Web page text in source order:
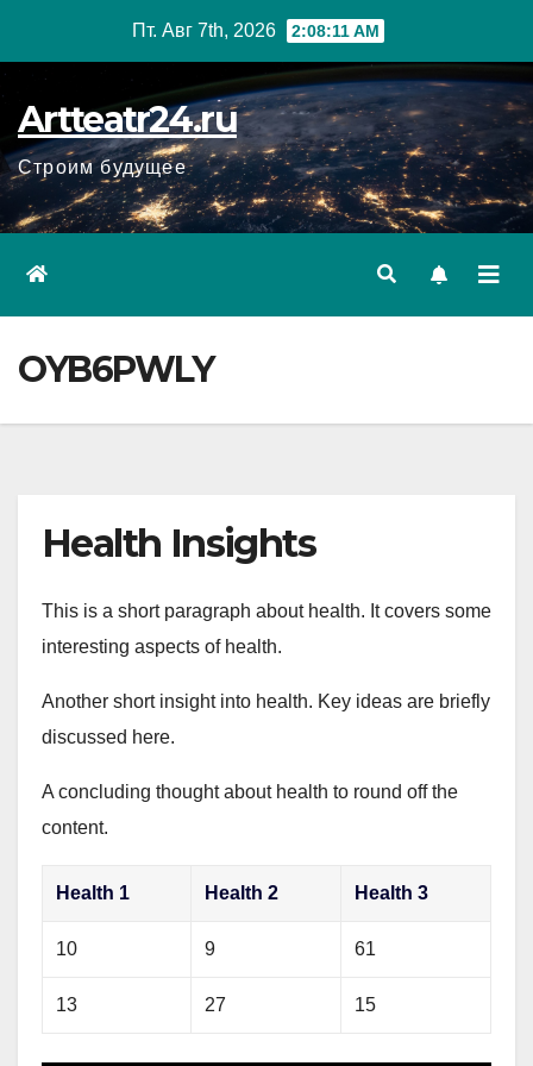
Пт. Авг 7th, 2026 2:08:12 AM
Artteatr24.ru
Строим будущее
OYB6PWLY
Health Insights
This is a short paragraph about health. It covers some
interesting aspects of health.
Another short insight into health. Key ideas are briefly
discussed here.
A concluding thought about health to round off the
content.
Health 1 Health 2 Health 3
10 9 61
13 27 15